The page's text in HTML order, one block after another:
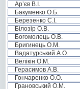
Ар’єв В.І.
Бакуменко О.Б.
Березенко С.І.
Білозір О.В.
Богомолець О.В.
Бригинець О.М.
Вадатурський А.О.
Велікін О.М.
Герасимов А.В.
Гончаренко О.О.
Грановський О.М.